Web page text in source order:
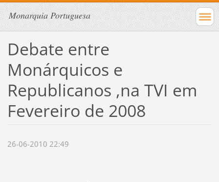
Monarquia Portuguesa
Debate entre
Monárquicos e
Republicanos ,na TVI em
Fevereiro de 2008
26-06-2010 22:49